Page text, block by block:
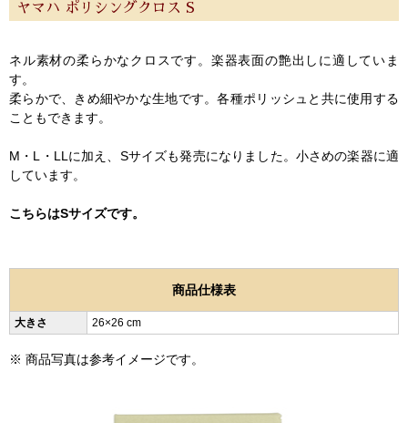
ヤマハ ポリシングクロス S
ネル素材の柔らかなクロスです。楽器表面の艶出しに適していま
す。
柔らかで、きめ細やかな生地です。各種ポリッシュと共に使用する
こともできます。
M・L・LLに加え、Sサイズも発売になりました。小さめの楽器に適
しています。
こちらはSサイズです。
商品仕様表
大きさ 26×26 cm
※ 商品写真は参考イメージです。